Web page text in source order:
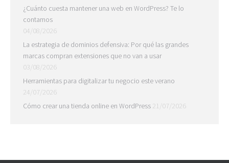
¿Cuánto cuesta mantener una web en WordPress? Te lo
contamos
04/08/2026
La estrategia de dominios defensiva: Por qué las grandes
marcas compran extensiones que no van a usar
03/08/2026
Herramientas para digitalizar tu negocio este verano
24/07/2026
Cómo crear una tienda online en WordPress 21/07/2026